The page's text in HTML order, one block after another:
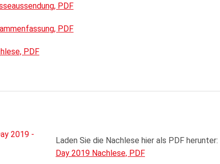
PDF
PDF
PDF
Laden Sie die Nachlese hier als PDF herunter:
Day 2019 Nachlese, PDF